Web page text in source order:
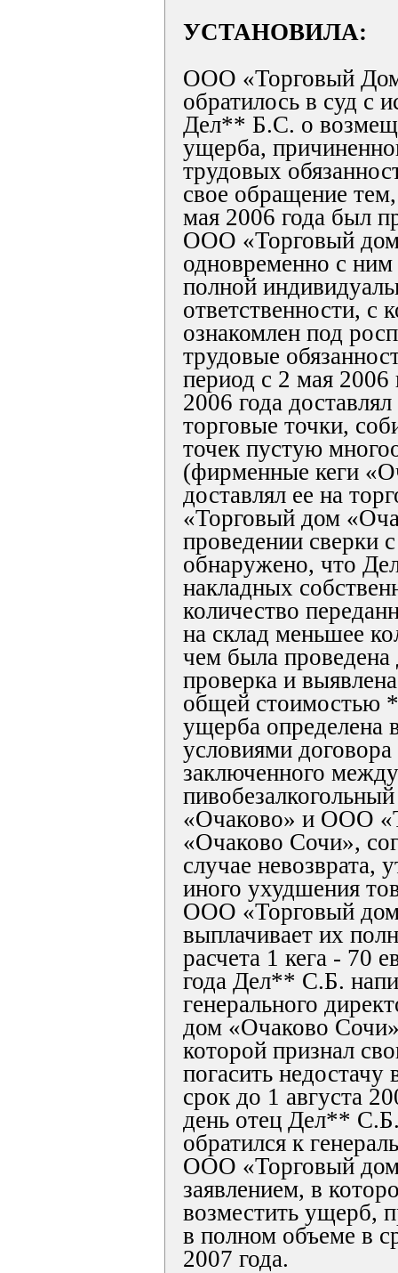
УСТАНОВИЛА:
ООО «Торговый
обратилось в суд с
Дел** Б.С. о
ущерба,
трудовых
свое обращение
мая 2006 года был
ООО «Торговый
одновременно с
полной
ответственности, с
ознакомлен под
трудовые
период с 2 мая 2006
2006 года
торговые точки,
точек пустую
(фирменные кеги
доставлял ее на
«Торговый дом
проведении сверки
обнаружено, что
накладных
количество
на склад меньшее
чем была проведена
проверка и
общей стоимостью
ущерба определена
условиями договора
заключенного
«Очаково» и ООО
«Очаково Сочи»,
случае невозврата,
иного ухудшения
ООО «Торговый
выплачивает их
расчета 1 кега - 70
года Дел** С.Б.
генерального
дом «Очаково
которой признал
погасить
срок до 1 августа
день отец Дел**
обратился к
ООО «Торговый
заявлением, в
возместить ущерб,
в полном объеме в
2007 года.